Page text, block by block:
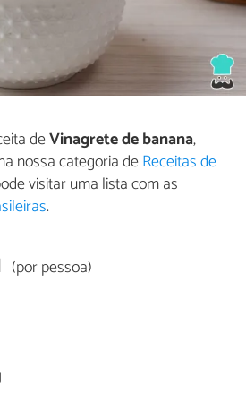
deVinagrete de banana,
nossa categoria deReceitas de
visitar uma lista com as
.
(por pessoa)